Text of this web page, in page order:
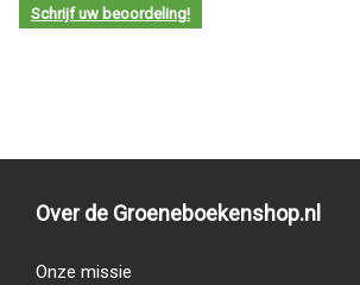
Schrijf uw beoordeling!
Over de Groeneboekenshop.nl
Onze missie